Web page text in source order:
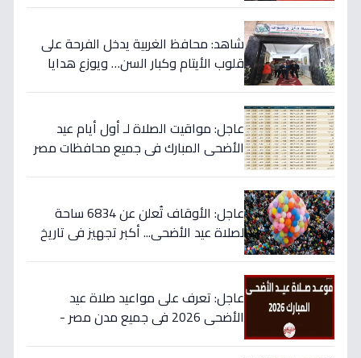
شاهد: محافظ الغربية يدخل الفرحة على
قلوب الأيتام وكبار السن… ويوزع هدايا
عاجل: مواقيت الصلاة لـ أول أيام عيد
الأضحى المبارك في جميع محافظات مصر
عاجل: الأوقاف تُعلن عن 6834 ساحة
لصلاة عيد الأضحى... أكبر تجهيز في تاريخ
عاجل: تعرف على مواعيد صلاة عيد
الأضحى 2026 في جميع مدن مصر -